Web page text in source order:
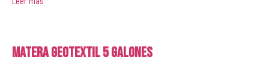
Matera GeoTextil 5 galones